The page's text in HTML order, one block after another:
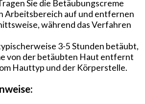
Sie die Betäubungscreme
Arbeitsbereich auf und entfernen
während das Verfahren
3-5 Stunden betäubt,
von der betäubten Haut entfernt
Hauttyp und der Körperstelle.